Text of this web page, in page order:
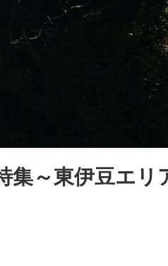
集～東伊豆エ